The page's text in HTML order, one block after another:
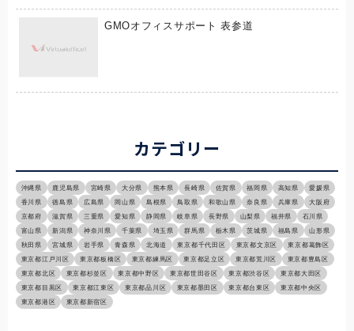
GMOオフィスサポート 表参道
カテゴリー
沖縄県 鹿児島県 宮崎県 大分県 熊本県 長崎県 佐賀県 福岡県 高知県
愛媛県
香川県
徳島県 広島県 岡山県 島根県 鳥取県 和歌山県 奈良県 兵庫県
大阪府
京都府
滋賀県 三重県 愛知県 静岡県 岐阜県 長野県 山梨県 福井県
石川県
富山県
新潟県 神奈川県 千葉県 埼玉県 群馬県 栃木県 茨城県 福島県
山形県
秋田県
宮城県 岩手県 青森県 北海道 東京都千代田区 東京都文京区
東京都葛飾区
東京都江戸川区
東京都板橋区 東京都練馬区 東京都足立区 東京都荒川区
東京都豊島区
東京都北区
東京都杉並区 東京都中野区 東京都世田谷区 東京都渋谷区
東京都大田区
東京都目黒区
東京都江東区 東京都品川区 東京都墨田区 東京都台東区
東京都中央区
東京都港区
東京都新宿区